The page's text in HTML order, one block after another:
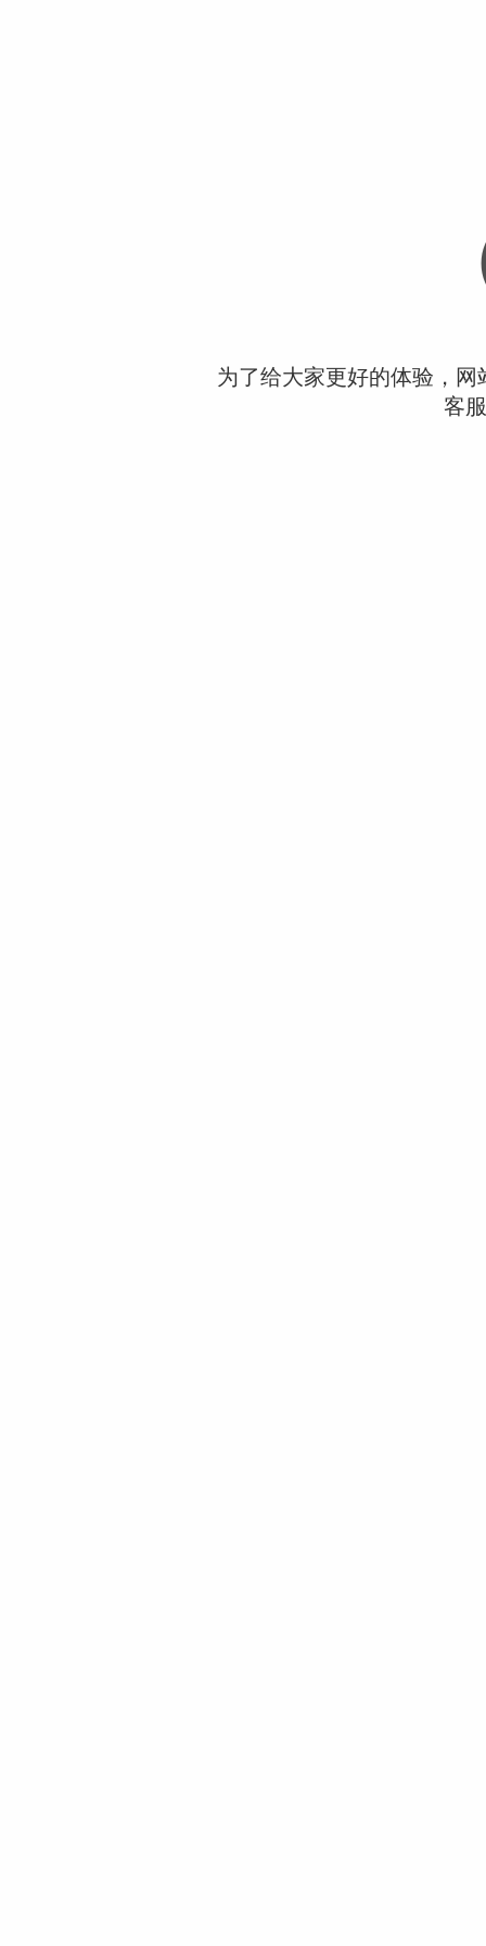
为了给大家更好的体验，
客